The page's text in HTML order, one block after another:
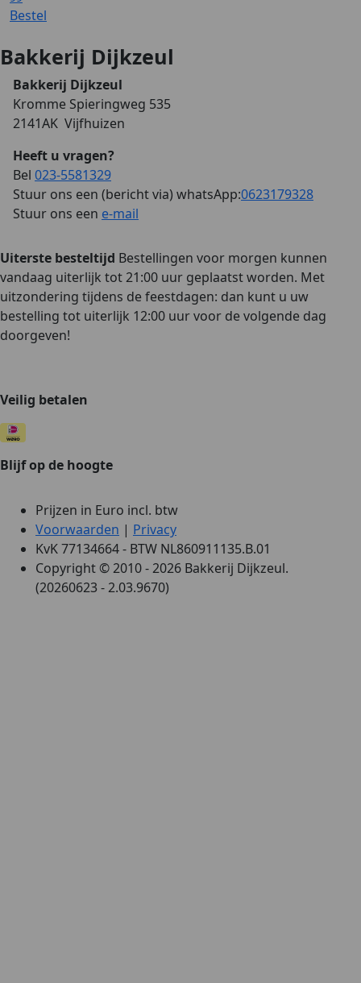
Bestel
Bakkerij Dijkzeul
Bakkerij Dijkzeul
Kromme Spieringweg 535
2141AK Vijfhuizen
Heeft u vragen?
Bel 023-5581329
Stuur ons een (bericht via) whatsApp:0623179328
Stuur ons een e-mail
Uiterste besteltijd Bestellingen voor morgen kunnen
vandaag uiterlijk tot 21:00 uur geplaatst worden. Met
uitzondering tijdens de feestdagen: dan kunt u uw
bestelling tot uiterlijk 12:00 uur voor de volgende dag
doorgeven!
Veilig betalen
Blijf op de hoogte
Prijzen in Euro incl. btw
Voorwaarden | Privacy
KvK 77134664 - BTW NL860911135.B.01
Copyright © 2010 - 2026 Bakkerij Dijkzeul.
(20260623 - 2.03.9670)